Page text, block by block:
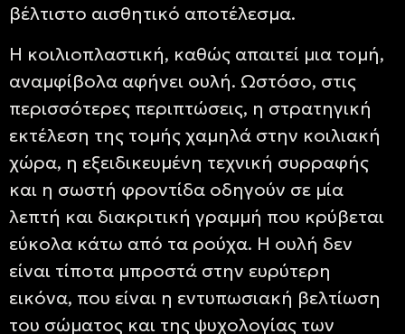
βέλτιστο αισθητικό αποτέλεσμα.
Η κοιλιοπλαστική, καθώς απαιτεί μια τομή,
αναμφίβολα αφήνει ουλή. Ωστόσο, στις
περισσότερες περιπτώσεις, η στρατηγική
εκτέλεση της τομής χαμηλά στην κοιλιακή
χώρα, η εξειδικευμένη τεχνική συρραφής
και η σωστή φροντίδα οδηγούν σε μία
λεπτή και διακριτική γραμμή που κρύβεται
εύκολα κάτω από τα ρούχα. Η ουλή δεν
είναι τίποτα μπροστά στην ευρύτερη
εικόνα, που είναι η εντυπωσιακή βελτίωση
του σώματος και της ψυχολογίας των